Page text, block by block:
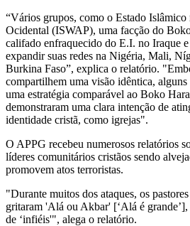
“Vários grupos, como o Estado
Ocidental (ISWAP), uma facção do
califado enfraquecido do E.I. no Iraque
expandir suas redes na Nigéria, Mali,
Burkina Faso”, explica o relatório.
compartilhem uma visão idêntica,
uma estratégia comparável ao Boko
demonstraram uma clara intenção de
identidade cristã, como igrejas".
O APPG recebeu numerosos relatórios
líderes comunitários cristãos sendo
promovem atos terroristas.
"Durante muitos dos ataques, os
gritaram 'Alá ou Akbar' [‘Alá é grande’],
de ‘infiéis'", alega o relatório.